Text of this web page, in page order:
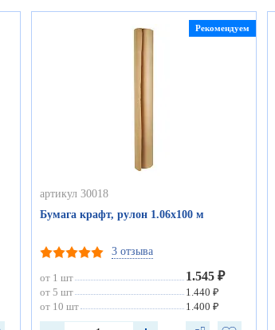
Рекомендуем
артикул 30018
Бумага крафт, рулон 1.06х100 м
3 отзыва
от 1 шт 1.545 ₽
от 5 шт
1.440 ₽
от 10 шт
1.400 ₽